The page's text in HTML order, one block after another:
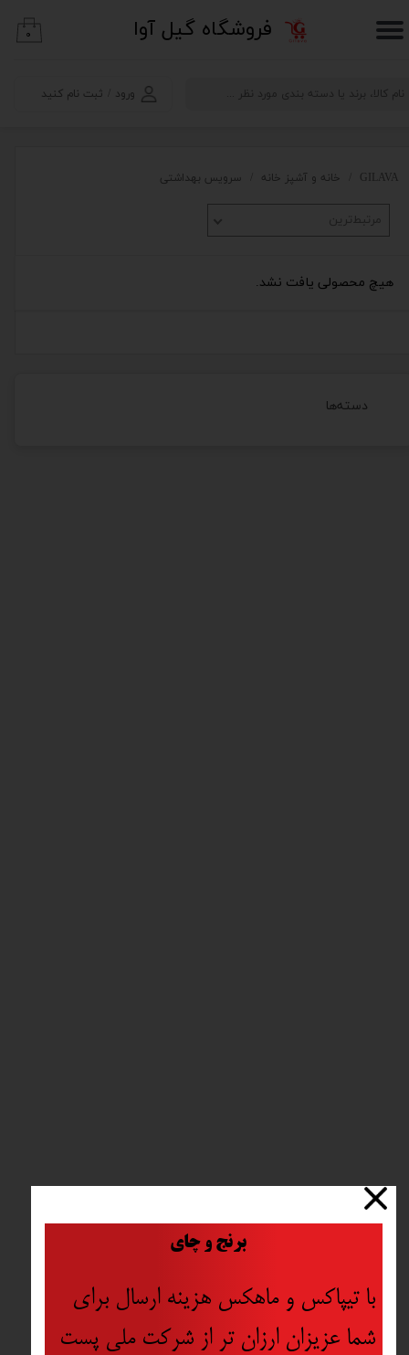
​فروشگاه گیل آوا
ورود ثبت نام کنید
حساب کاربری من
۰
دسته‌ها
GILAVA خانه و آشپز خانه سرویس بهداشتی
مرتبط‌ترین
هیچ محصولی یافت نشد.
برنج و چای
با تیپاکس و ماهکس هزینه ارسال برای
شما عزیزان ارزان تر از شرکت ملی پست